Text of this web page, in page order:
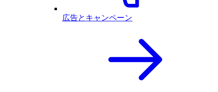
広告とキャンペーン